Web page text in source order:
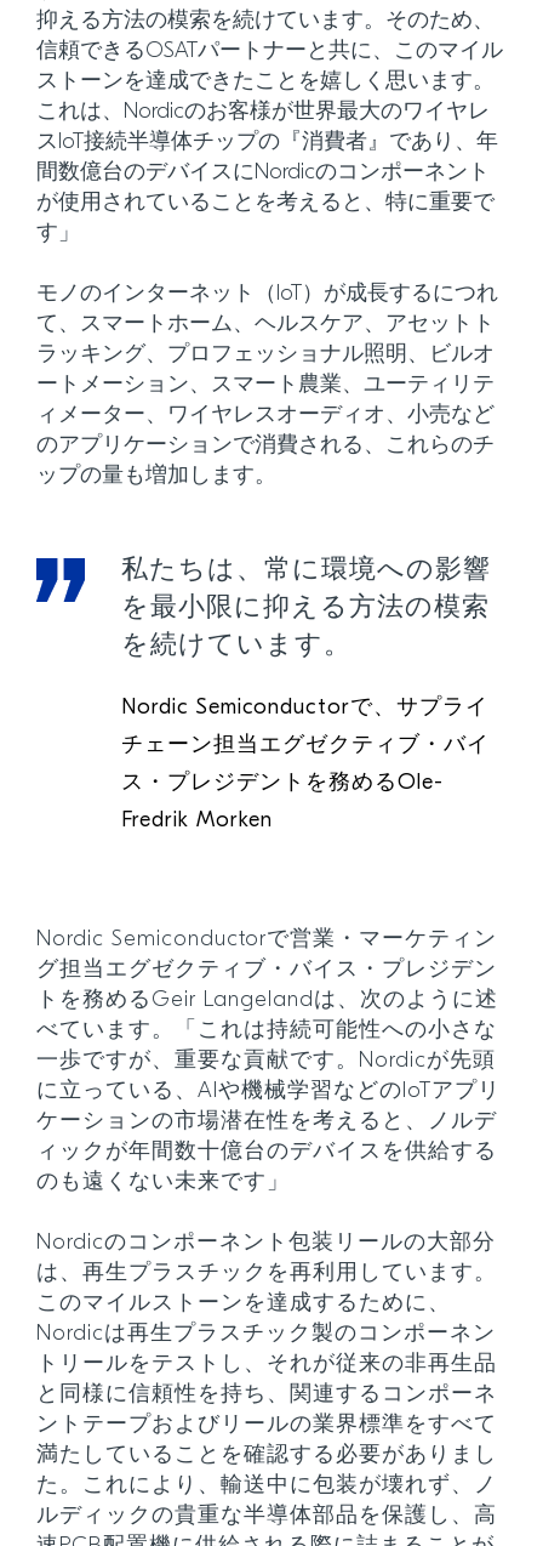
抑える方法の模索を続けています。そのため、
信頼できるOSATパートナーと共に、このマイル
ストーンを達成できたことを嬉しく思います。
これは、Nordicのお客様が世界最大のワイヤレ
スIoT接続半導体チップの『消費者』であり、年
間数億台のデバイスにNordicのコンポーネント
が使用されていることを考えると、特に重要で
す」
モノのインターネット（IoT）が成長するにつれ
て、スマートホーム、ヘルスケア、アセットト
ラッキング、プロフェッショナル照明、ビルオ
ートメーション、スマート農業、ユーティリテ
ィメーター、ワイヤレスオーディオ、小売など
のアプリケーションで消費される、これらのチ
ップの量も増加します。
私たちは、常に環境への影響
を最小限に抑える方法の模索
を続けています。
Nordic Semiconductorで、サプライ
チェーン担当エグゼクティブ・バイ
ス・プレジデントを務めるOle-
Fredrik Morken
Nordic Semiconductorで営業・マーケティン
グ担当エグゼクティブ・バイス・プレジデン
トを務めるGeir Langelandは、次のように述
べています。「これは持続可能性への小さな
一歩ですが、重要な貢献です。Nordicが先頭
に立っている、AIや機械学習などのIoTアプリ
ケーションの市場潜在性を考えると、ノルデ
ィックが年間数十億台のデバイスを供給する
のも遠くない未来です」
Nordicのコンポーネント包装リールの大部分
は、再生プラスチックを再利用しています。
このマイルストーンを達成するために、
Nordicは再生プラスチック製のコンポーネン
トリールをテストし、それが従来の非再生品
と同様に信頼性を持ち、関連するコンポーネ
ントテープおよびリールの業界標準をすべて
満たしていることを確認する必要がありまし
た。これにより、輸送中に包装が壊れず、ノ
ルディックの貴重な半導体部品を保護し、高